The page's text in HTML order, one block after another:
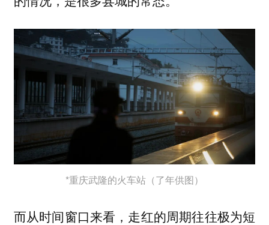
*重庆武隆的火车站（了年供图）
而从时间窗口来看，走红的周期往往极为短